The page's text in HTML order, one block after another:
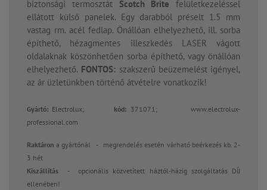
biztonsági termosztát Scotch Brite felületkezeléssel
ellátott külső panelek. Egy darabból préselt 1.5 mm
vastag rm. acél fedlap. Önállóan elhelyezhető, ill. sorba
építhető, hézagmentes illeszkedés LASER vágott
oldalaknak köszönhetően sorba építhető, vagy önállóan
elhelyezhető. FONTOS: szakszerű beüzemelést igényel,
az ár üzletünkben történő átvételre vonatkozik!
Gyártó: Electrolux; kód: 371071; www.electrolux-
professional.com
Raktárona gyártónál - megrendelés esetén várható beérkezés kb. 2-
3 hét
Kiszállítás -
opcionális közvetített háztól-házig szolgáltatás DÍJ
ellenében!